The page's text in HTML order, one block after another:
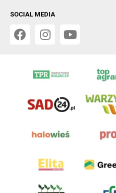
SOCIAL MEDIA